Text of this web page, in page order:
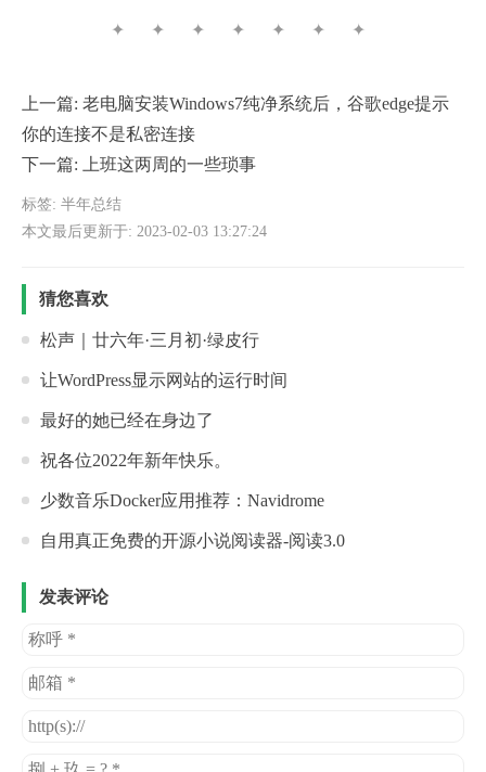
✦ ✦ ✦ ✦ ✦ ✦ ✦
上一篇: 老电脑安装Windows7纯净系统后，谷歌edge提示
你的连接不是私密连接
下一篇:
上班这两周的一些琐事
标签: 半年总结
本文最后更新于: 2023-02-03 13:27:24
猜您喜欢
松声｜廿六年·三月初·绿皮行
让WordPress显示网站的运行时间
最好的她已经在身边了
祝各位2022年新年快乐。
少数音乐Docker应用推荐：Navidrome
自用真正免费的开源小说阅读器-阅读3.0
发表评论